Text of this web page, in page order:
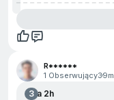
R******
1 Obserwujący39m
3Za 2h